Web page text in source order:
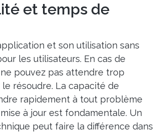
et temps de
et son utilisation sans
les utilisateurs. En cas de
pouvez pas attendre trop
résoudre. La capacité de
rapidement à tout problème
à jour est fondamentale. Un
peut faire la différence dans